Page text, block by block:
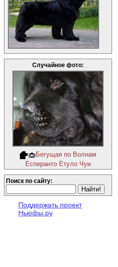
Случайное фото:
Бегущая по Волнам
Есперанто Етуло Чуи
Поиск по сайту:
Поддержать проект
Ньюфы.ру